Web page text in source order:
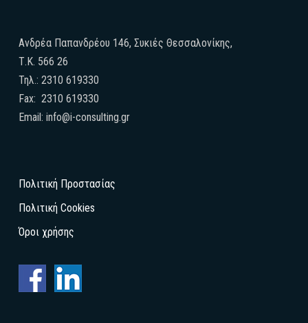
Ανδρέα Παπανδρέου 146, Συκιές Θεσσαλονίκης,
Τ.Κ. 566 26
Τηλ.: 2310 619330
Fax: 2310 619330
Email: info@i-consulting.gr
Πολιτική Προστασίας
Πολιτική Cookies
Όροι χρήσης